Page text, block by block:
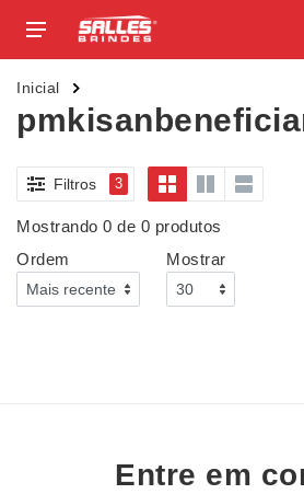
Inicial
Filtros 3
Mostrando 0 de 0 produtos
Ordem
Mostrar
Entre em